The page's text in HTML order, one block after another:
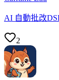
AI 自動批改
2